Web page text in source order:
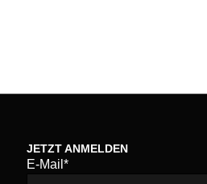
JETZT ANMELDEN
E-Mail*